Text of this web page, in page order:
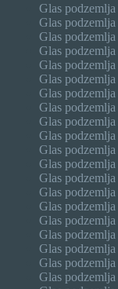
Glas
Glas
Glas
Glas
Glas podzemlja
Glas podzemlja
Glas
Glas
Glas
Glas
Glas
Glas
Glas
Glas podzemlja
Glas
Glas
Glas
Glas podzemlja
Glas
Glas